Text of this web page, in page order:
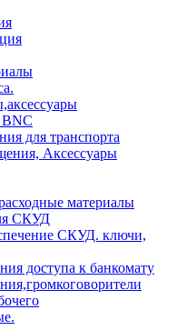
BNC
для транспорта
Аксессуары
материалы
СКУД
СКУД. ключи,
доступа к банкомату